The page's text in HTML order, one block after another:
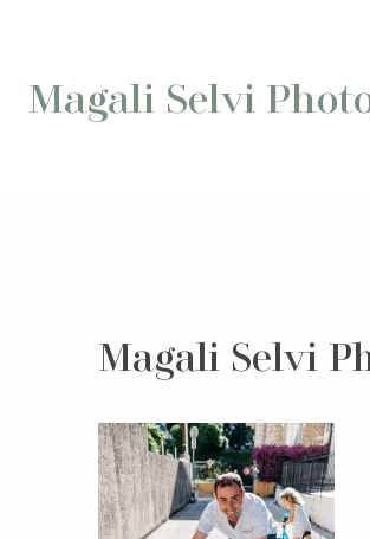
Magali Selvi
Magali Selvi